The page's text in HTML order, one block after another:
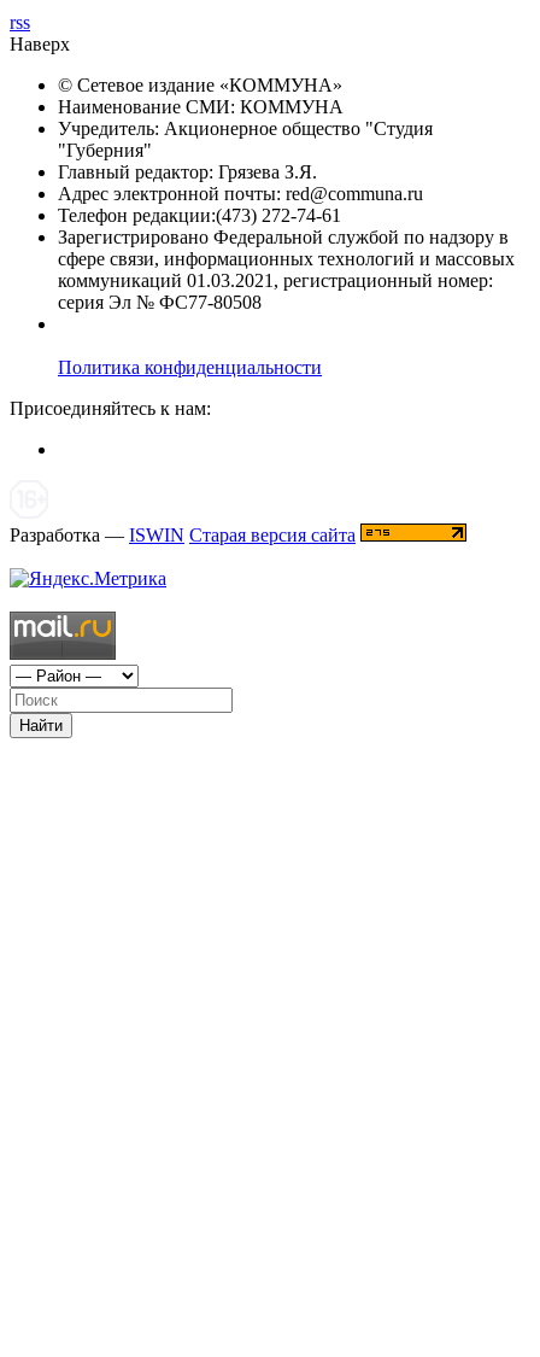
rss
Наверх
© Сетевое издание «КОММУНА»
Наименование СМИ: КОММУНА
Учредитель: Акционерное общество "Студия
"Губерния"
Главный редактор: Грязева З.Я.
Адрес электронной почты: red@communa.ru
Телефон редакции:(473) 272-74-61
Зарегистрировано Федеральной службой по надзору в
сфере связи, информационных технологий и массовых
коммуникаций 01.03.2021, регистрационный номер:
серия Эл № ФС77-80508
Политика конфиденциальности
Присоединяйтесь к нам:
Разработка — ISWIN Старая версия сайта
Найти